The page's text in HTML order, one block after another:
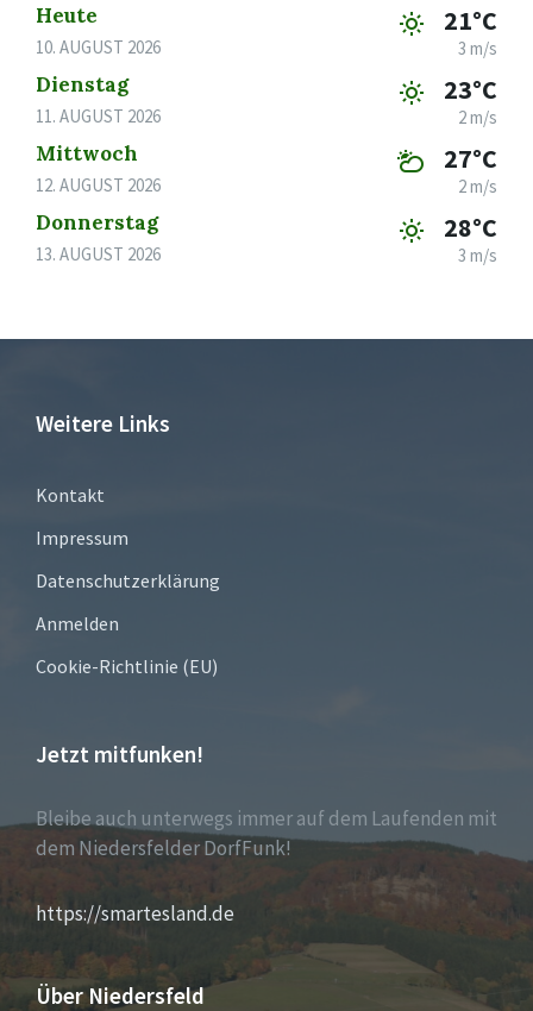
Heute
10. AUGUST 2026
21°C
3 m/s
Dienstag
11. AUGUST 2026
23°C
2 m/s
Mittwoch
12. AUGUST 2026
27°C
2 m/s
Donnerstag
13. AUGUST 2026
28°C
3 m/s
Weitere Links
Kontakt
Impressum
Datenschutzerklärung
Anmelden
Cookie-Richtlinie (EU)
Jetzt mitfunken!
Bleibe auch unterwegs immer auf dem Laufenden mit
dem Niedersfelder DorfFunk!
https://smartesland.de
Über Niedersfeld